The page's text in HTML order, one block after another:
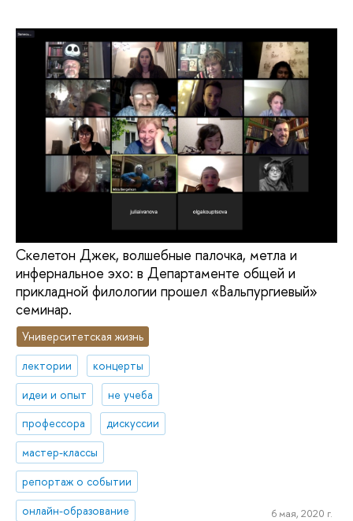
Скелетон Джек, волшебные палочка, метла и
инфернальное эхо: в Департаменте общей и
прикладной филологии прошел «Вальпургиевый»
семинар.
Университетская жизнь
лектории
концерты
идеи и опыт
не учеба
профессора
дискуссии
мастер-классы
репортаж о событии
онлайн-образование
6 мая, 2020 г.